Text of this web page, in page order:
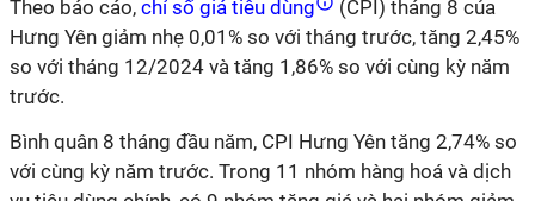
Theo báo cáo, chỉ số giá tiêu dùng
(CPI) tháng 8 của
Hưng Yên giảm nhẹ 0,01% so với tháng trước, tăng 2,45%
so với tháng 12/2024 và tăng 1,86% so với cùng kỳ năm
trước.
Bình quân 8 tháng đầu năm, CPI Hưng Yên tăng 2,74% so
với cùng kỳ năm trước. Trong 11 nhóm hàng hoá và dịch